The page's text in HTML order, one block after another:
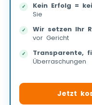
Kein Erfolg =
Sie
Wir setzen Ihr
vor Gericht
Transparente,
Überraschungen
Jetzt